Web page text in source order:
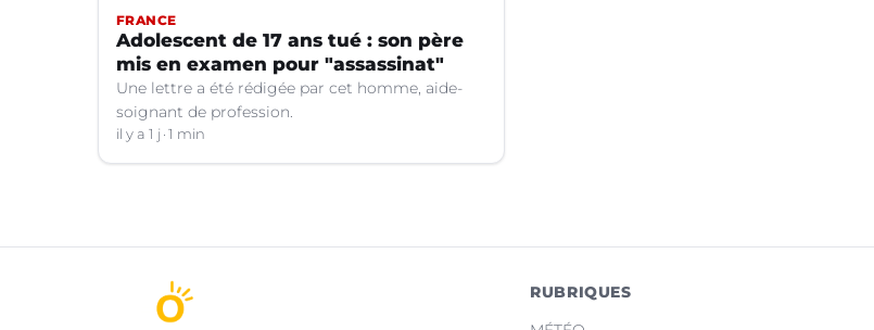
FRANCE
Adolescent de 17 ans tué : son père
mis en examen pour "assassinat"
Une lettre a été rédigée par cet homme, aide-
soignant de profession.
il y a 1 j 1 min
RUBRIQUES